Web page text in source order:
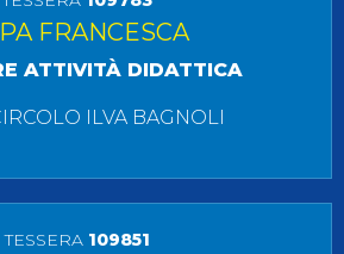
FRANCESCA
ATTIVITÀ DIDATTICA
ILVA BAGNOLI
TESSERA 109851